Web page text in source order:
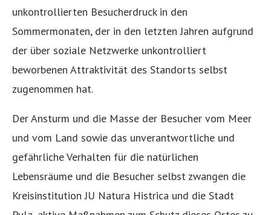
unkontrollierten Besucherdruck in den
Sommermonaten, der in den letzten Jahren aufgrund
der über soziale Netzwerke unkontrolliert
beworbenen Attraktivität des Standorts selbst
zugenommen hat.
Der Ansturm und die Masse der Besucher vom Meer
und vom Land sowie das unverantwortliche und
gefährliche Verhalten für die natürlichen
Lebensräume und die Besucher selbst zwangen die
Kreisinstitution JU Natura Histrica und die Stadt